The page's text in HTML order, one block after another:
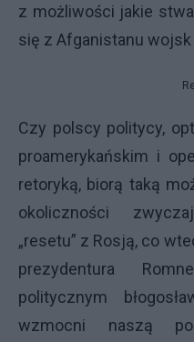
z możliwości jakie
się z Afganistanu wojsk
Czy polscy politycy,
proamerykańskim i
retoryką, biorą taką
okoliczności
„resetu” z Rosją, co
prezydentura
politycznym
wzmocni naszą